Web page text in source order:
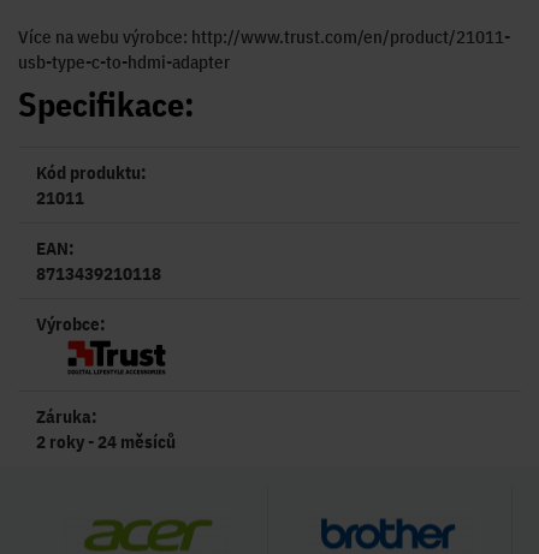
Více na webu výrobce: http://www.trust.com/en/product/21011-
usb-type-c-to-hdmi-adapter
Specifikace:
Kód produktu:
21011
EAN:
8713439210118
Výrobce:
Záruka:
2 roky - 24 měsíců